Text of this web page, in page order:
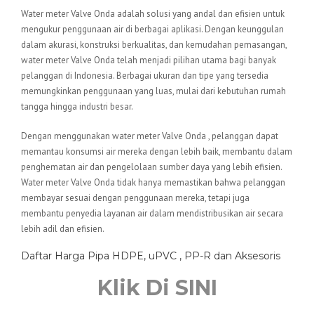
Water meter Valve Onda adalah solusi yang andal dan efisien untuk
mengukur penggunaan air di berbagai aplikasi. Dengan keunggulan
dalam akurasi, konstruksi berkualitas, dan kemudahan pemasangan,
water meter Valve Onda telah menjadi pilihan utama bagi banyak
pelanggan di Indonesia. Berbagai ukuran dan tipe yang tersedia
memungkinkan penggunaan yang luas, mulai dari kebutuhan rumah
tangga hingga industri besar.
Dengan menggunakan water meter Valve Onda , pelanggan dapat
memantau konsumsi air mereka dengan lebih baik, membantu dalam
penghematan air dan pengelolaan sumber daya yang lebih efisien.
Water meter Valve Onda tidak hanya memastikan bahwa pelanggan
membayar sesuai dengan penggunaan mereka, tetapi juga
membantu penyedia layanan air dalam mendistribusikan air secara
lebih adil dan efisien.
Daftar Harga Pipa HDPE, uPVC , PP-R dan Aksesoris
Klik Di SINI